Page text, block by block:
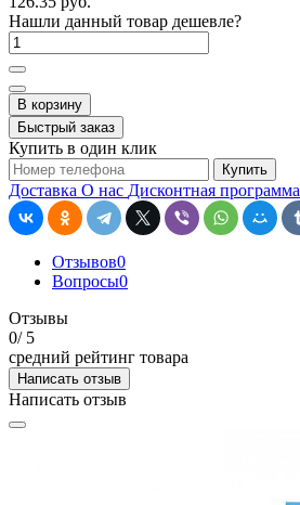
Нашли данный товар дешевле?
В корзину
Быстрый заказ
Купить в один клик
Купить
Доставка О нас Дисконтная программа
Отзывов0
Вопросы0
Отзывы
0/ 5
средний рейтинг товара
Написать отзыв
Написать отзыв